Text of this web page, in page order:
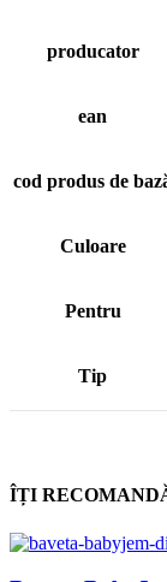
producator
ean
cod produs de
Culoare
Pentru
Tip
ÎȚI